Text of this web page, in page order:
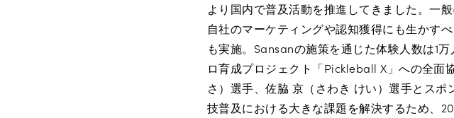
より国内で普及活動を推進してきました。一
自社のマーケティングや認知獲得にも生かす
も実施。Sansanの施策を通じた体験人数は1
ロ育成プロジェクト「Pickleball X」への全面
さ）選手、佐脇 京（さわき けい）選手とス
技普及における大きな課題を解決するため、